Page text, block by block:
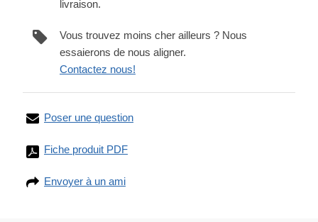
livraison.
Vous trouvez moins cher ailleurs ? Nous
essaierons de nous aligner.
Contactez nous!
Poser une question
Fiche produit PDF
Envoyer à un ami